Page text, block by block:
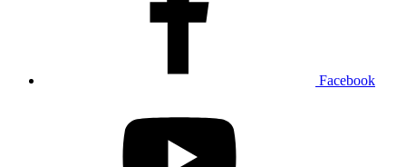
Facebook